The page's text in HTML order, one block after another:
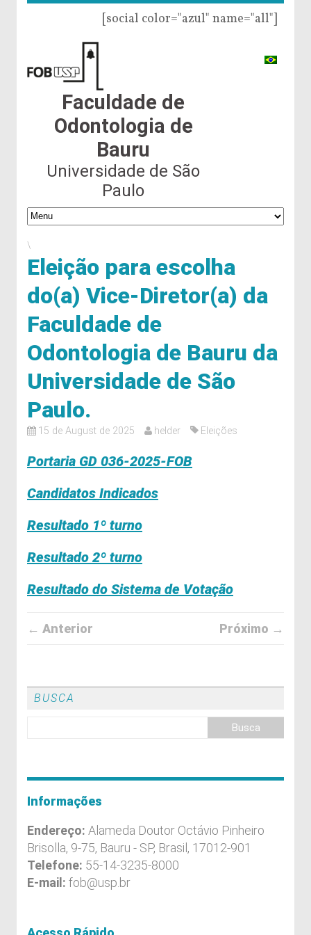
[social color="azul" name="all"]
Faculdade de
Odontologia de
Bauru
Universidade de São
Paulo
\
Eleição para escolha
do(a) Vice-Diretor(a) da
Faculdade de
Odontologia de Bauru da
Universidade de São
Paulo.
15 de August de 2025 helder Eleições
Portaria GD 036-2025-FOB
Candidatos Indicados
Resultado 1º turno
Resultado 2º turno
Resultado do Sistema de Votação
← Anterior Próximo →
BUSCA
Informações
Endereço: Alameda Doutor Octávio Pinheiro
Brisolla, 9-75, Bauru - SP, Brasil, 17012-901
Telefone: 55-14-3235-8000
E-mail: fob@usp.br